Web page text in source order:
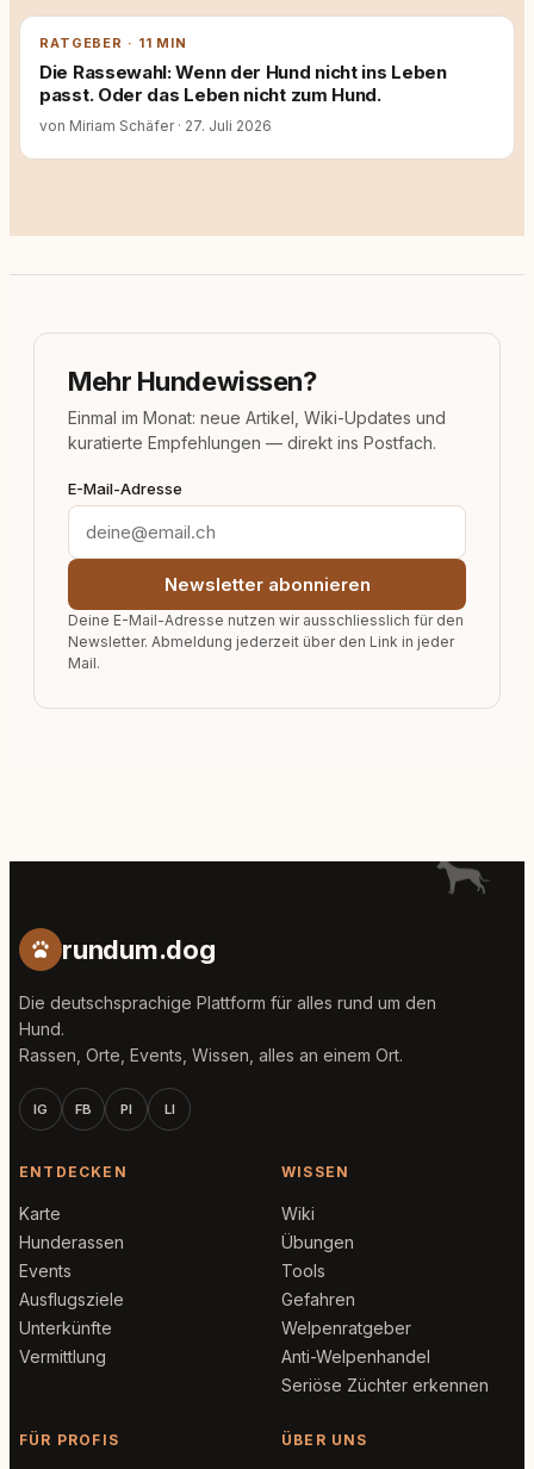
RATGEBER · 11 MIN
Die Rassewahl: Wenn der Hund nicht ins Leben
passt. Oder das Leben nicht zum Hund.
von Miriam Schäfer · 27. Juli 2026
Mehr Hundewissen?
Einmal im Monat: neue Artikel, Wiki-Updates und
kuratierte Empfehlungen — direkt ins Postfach.
E-Mail-Adresse
Newsletter abonnieren
Deine E-Mail-Adresse nutzen wir ausschliesslich für den
Newsletter. Abmeldung jederzeit über den Link in jeder
Mail.
rundum.dog
Die deutschsprachige Plattform für alles rund um den
Hund.
Rassen, Orte, Events, Wissen, alles an einem Ort.
IG FB PI LI
ENTDECKEN
Karte
Hunderassen
Events
Ausflugsziele
Unterkünfte
Vermittlung
WISSEN
Wiki
Übungen
Tools
Gefahren
Welpenratgeber
Anti-Welpenhandel
Seriöse Züchter erkennen
FÜR PROFIS ÜBER UNS